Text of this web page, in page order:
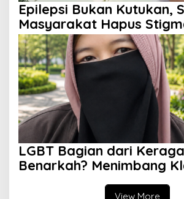
Epilepsi Bukan Kutukan,
Masyarakat Hapus
Berikan Harapan
LGBT Bagian dari
Benarkah? Menimbang
Diversity dan Perspektif
View More